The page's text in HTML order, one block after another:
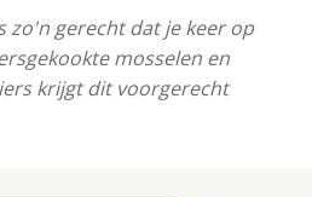
zo'n gerecht dat je keer op
mosselen en
krijgt dit voorgerecht